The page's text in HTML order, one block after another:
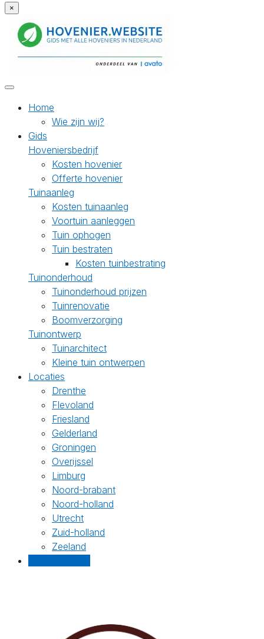
×
Home
Wie zijn wij?
Gids
Hoveniersbedrijf
Kosten hovenier
Offerte hovenier
Tuinaanleg
Kosten tuinaanleg
Voortuin aanleggen
Tuin ophogen
Tuin bestraten
Kosten tuinbestrating
Tuinonderhoud
Tuinonderhoud prijzen
Tuinrenovatie
Boomverzorging
Tuinontwerp
Tuinarchitect
Kleine tuin ontwerpen
Locaties
Drenthe
Flevoland
Friesland
Gelderland
Groningen
Overijssel
Limburg
Noord-brabant
Noord-holland
Utrecht
Zuid-holland
Zeeland